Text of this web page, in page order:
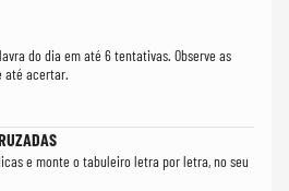
do dia em até 6 tentativas. Observe as
até acertar.
e monte o tabuleiro letra por letra, no seu